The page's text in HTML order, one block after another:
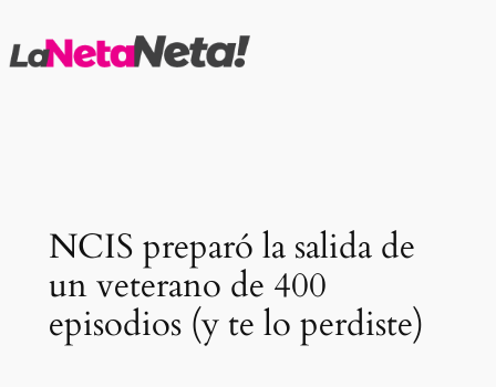
al
NCIS preparó la salida de
un veterano de 400
episodios (y te lo perdiste)